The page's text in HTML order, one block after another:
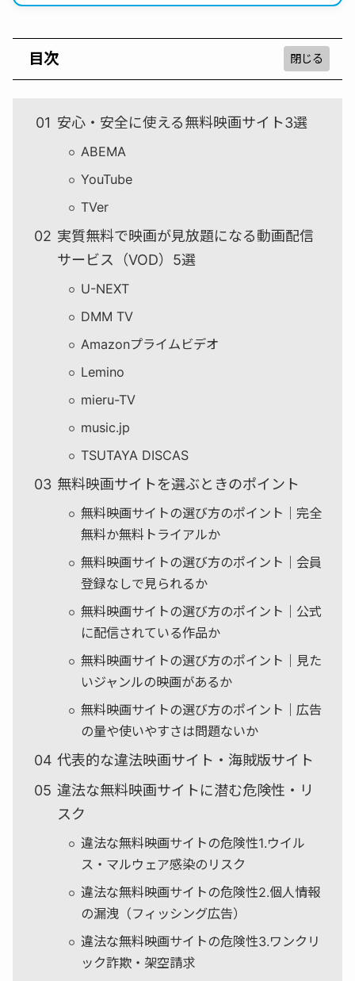
目次
安心・安全に使える無料映画サイト3選
ABEMA
YouTube
TVer
実質無料で映画が見放題になる動画配信
サービス（VOD）5選
U-NEXT
DMM TV
Amazonプライムビデオ
Lemino
mieru-TV
music.jp
TSUTAYA DISCAS
無料映画サイトを選ぶときのポイント
無料映画サイトの選び方のポイント｜完全
無料か無料トライアルか
無料映画サイトの選び方のポイント｜会員
登録なしで見られるか
無料映画サイトの選び方のポイント｜公式
に配信されている作品か
無料映画サイトの選び方のポイント｜見た
いジャンルの映画があるか
無料映画サイトの選び方のポイント｜広告
の量や使いやすさは問題ないか
代表的な違法映画サイト・海賊版サイト
違法な無料映画サイトに潜む危険性・リ
スク
違法な無料映画サイトの危険性1.ウイル
ス・マルウェア感染のリスク
違法な無料映画サイトの危険性2.個人情報
の漏洩（フィッシング広告）
違法な無料映画サイトの危険性3.ワンクリ
ック詐欺・架空請求